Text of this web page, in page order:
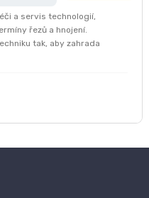
a servis technologií,
řezů a hnojení.
tak, aby zahrada